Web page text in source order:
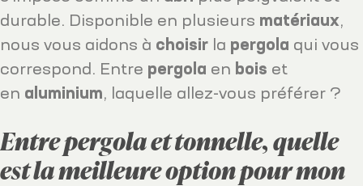
durable. Disponible en plusieurs matériaux,
nous vous aidons à choisir la pergola qui vous
correspond. Entre pergola en bois et
en aluminium, laquelle allez-vous préférer ?
Entre pergola et tonnelle, quelle
est la meilleure option pour mon